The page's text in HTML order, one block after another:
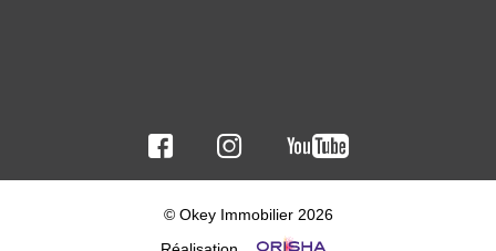
© Okey Immobilier 2026